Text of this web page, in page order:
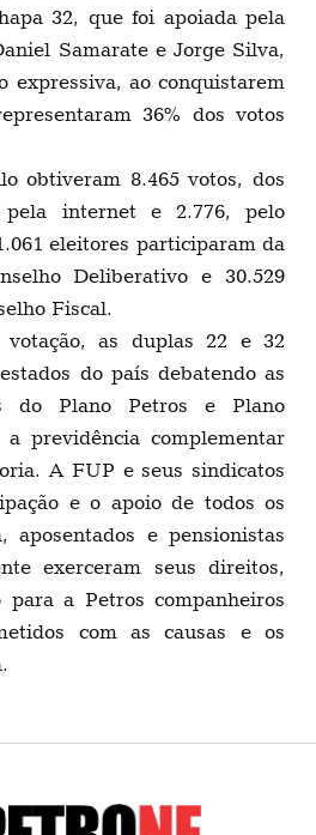
32, que foi apoiada pela
Samarate e Jorge Silva,
expressiva, ao conquistarem
36% dos votos
obtiveram 8.465 votos, dos
pela internet e 2.776, pelo
eleitores participaram da
Deliberativo e 30.529
Fiscal.
as duplas 22 e 32
do país debatendo as
do Plano Petros e Plano
a previdência complementar
A FUP e seus sindicatos
e o apoio de todos os
aposentados e pensionistas
exerceram seus direitos,
para a Petros companheiros
com as causas e os